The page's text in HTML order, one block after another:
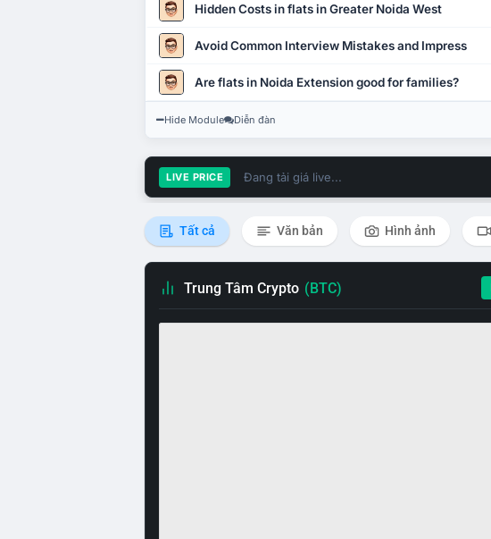
Hidden Costs in flats in Greater Noida West
Avoid Common Interview Mistakes and Impress
Are flats in Noida Extension good for families?
Hide Module Diễn đàn
LIVE PRICE Đang tải giá live...
Tất cả Văn bản Hình ảnh
Trung Tâm Crypto (BTC)